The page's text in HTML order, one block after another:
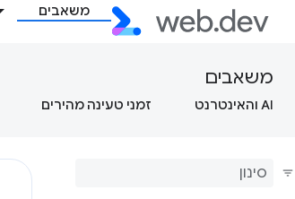
משאבים
משאבים
AI והאינטרנט זמני טעינה מהירים